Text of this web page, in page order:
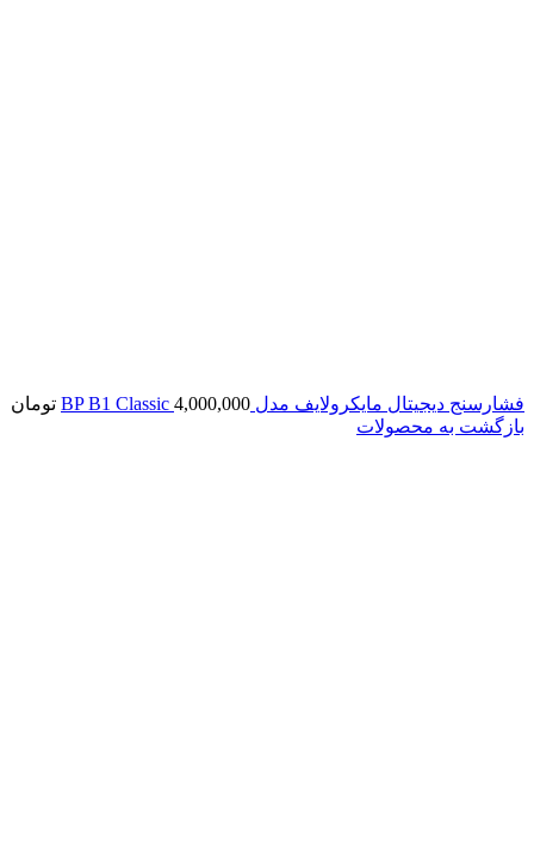
فشارسنج دیجیتال مایکرولایف مدل BP B1 Classic 4,000,000
تومان
بازگشت به محصولات